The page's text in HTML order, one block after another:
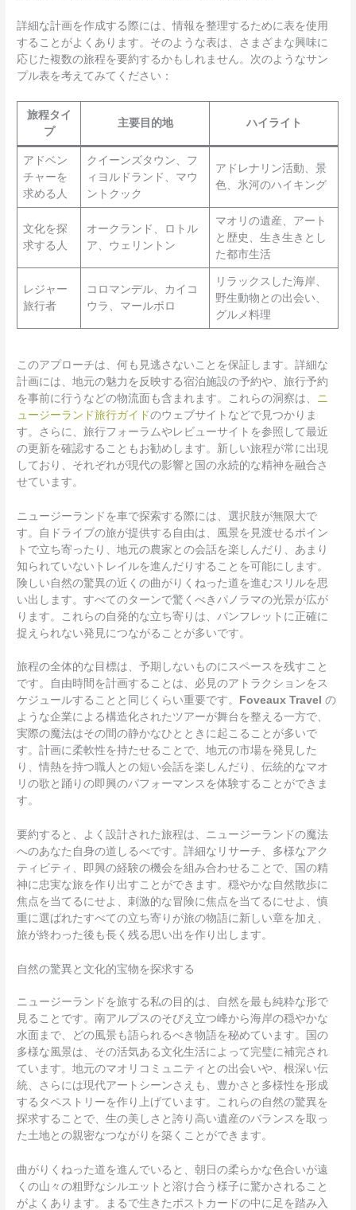
詳細な計画を作成する際には、情報を整理するために表を使用
することがよくあります。そのような表は、さまざまな興味に
応じた複数の旅程を要約するかもしれません。次のようなサン
プル表を考えてみてください：
旅程タイ
プ
主要目的地 ハイライト
アドベン
チャーを
求める人
クイーンズタウン、フ
ィヨルドランド、マウ
ントクック
アドレナリン活動、景
色、氷河のハイキング
文化を探
求する人
オークランド、ロトル
ア、ウェリントン
マオリの遺産、アート
と歴史、生き生きとし
た都市生活
レジャー
旅行者
コロマンデル、カイコ
ウラ、マールボロ
リラックスした海岸、
野生動物との出会い、
グルメ料理
このアプローチは、何も見逃さないことを保証します。詳細な
計画には、地元の魅力を反映する宿泊施設の予約や、旅行予約
を事前に行うなどの物流面も含まれます。これらの洞察は、
ニ
ュージーランド旅行ガイドのウェブサイトなどで見つかりま
す。さらに、旅行フォーラムやレビューサイトを参照して最近
の更新を確認することもお勧めします。新しい旅程が常に出現
しており、それぞれが現代の影響と国の永続的な精神を融合さ
せています。
ニュージーランドを車で探索する際には、選択肢が無限大で
す。自ドライブの旅が提供する自由は、風景を見渡せるポイン
トで立ち寄ったり、地元の農家との会話を楽しんだり、あまり
知られていないトレイルを進んだりすることを可能にします。
険しい自然の驚異の近くの曲がりくねった道を進むスリルを思
い出します。すべてのターンで驚くべきパノラマの光景が広が
ります。これらの自発的な立ち寄りは、パンフレットに正確に
捉えられない発見につながることが多いです。
旅程の全体的な目標は、予期しないものにスペースを残すこと
です。自由時間を計画することは、必見のアトラクションをス
ケジュールすることと同じくらい重要です。
Foveaux Travel の
ような企業による構造化されたツアーが舞台を整える一方で、
実際の魔法はその間の静かなひとときに起こることが多いで
す。計画に柔軟性を持たせることで、地元の市場を発見した
り、情熱を持つ職人との短い会話を楽しんだり、伝統的なマオ
リの歌と踊りの即興のパフォーマンスを体験することができま
す。
要約すると、よく設計された旅程は、ニュージーランドの魔法
へのあなた自身の道しるべです。詳細なリサーチ、多様なアク
ティビティ、即興の経験の機会を組み合わせることで、国の精
神に忠実な旅を作り出すことができます。穏やかな自然散歩に
焦点を当てるにせよ、刺激的な冒険に焦点を当てるにせよ、慎
重に選ばれたすべての立ち寄りが旅の物語に新しい章を加え、
旅が終わった後も長く残る思い出を作り出します。
自然の驚異と文化的宝物を探求する
ニュージーランドを旅する私の目的は、自然を最も純粋な形で
見ることです。南アルプスのそびえ立つ峰から海岸の穏やかな
水面まで、どの風景も語られるべき物語を秘めています。国の
多様な風景は、その活気ある文化生活によって完璧に補完され
ています。地元のマオリコミュニティとの出会いや、根深い伝
統、さらには現代アートシーンさえも、豊かさと多様性を形成
するタペストリーを作り上げています。これらの自然の驚異を
探求することで、生の美しさと誇り高い遺産のバランスを取っ
た土地との親密なつながりを築くことができます。
曲がりくねった道を進んでいると、朝日の柔らかな色合いが遠
くの山々の粗野なシルエットと溶け合う様子に驚かされること
がよくあります。まるで生きたポストカードの中に足を踏み入